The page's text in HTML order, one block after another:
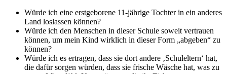
Würde ich eine erstgeborene 11-jährige Tochter in ein anderes
Land loslassen können?
Würde ich den Menschen in dieser Schule soweit vertrauen
können, um mein Kind wirklich in dieser Form „abgeben“ zu
können?
Würde ich es ertragen, dass sie dort andere ‚Schuleltern‘ hat,
die dafür sorgen würden, dass sie frische Wäsche hat, was zu